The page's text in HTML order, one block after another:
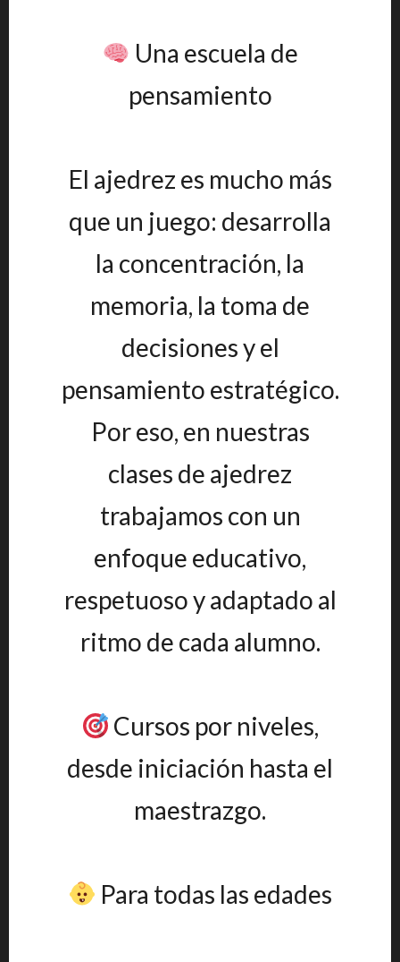
Una escuela de
pensamiento
El ajedrez es mucho más
que un juego: desarrolla
la concentración, la
memoria, la toma de
decisiones y el
pensamiento estratégico.
Por eso, en nuestras
clases de ajedrez
trabajamos con un
enfoque educativo,
respetuoso y adaptado al
ritmo de cada alumno.
Cursos por niveles,
desde iniciación hasta el
maestrazgo.
Para todas las edades